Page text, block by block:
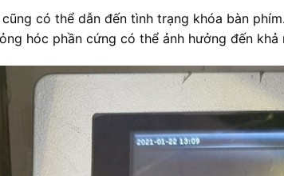
có thể dẫn đến tình trạng khóa bàn
hóc phần cứng có thể ảnh hưởng đến